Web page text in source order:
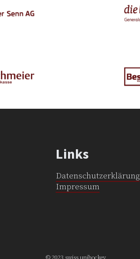
Links
Datenschutzerklärung
Impressum